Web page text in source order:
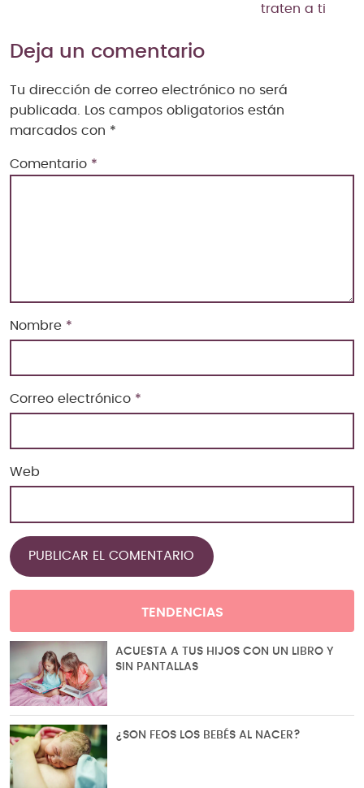
traten a ti
Deja un comentario
Tu dirección de correo electrónico no será
publicada. Los campos obligatorios están
marcados con *
Comentario *
Nombre *
Correo electrónico *
Web
TENDENCIAS
ACUESTA A TUS HIJOS CON UN LIBRO Y
SIN PANTALLAS
¿SON FEOS LOS BEBÉS AL NACER?